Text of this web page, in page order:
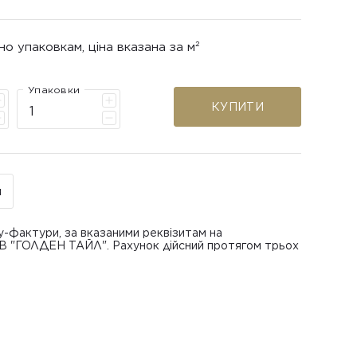
упаковкам, ціна вказана за м²
Упаковки
КУПИТИ
фактури, за вказаними реквізитам на
"ГОЛДЕН ТАЙЛ". Рахунок дійсний протягом трьох